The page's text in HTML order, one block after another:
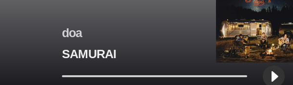
国民戦線・フランス・ファースト・国民の解体と再接着・人権と身分
会 ●第２章 アメリカの大転換 90年代末～対テロ政策へ ・アメリカとい
特殊形態・モンロー主義とアメリカの「解放」・『すばらしい新世界
「例外国家」のスタンダード化・アメリカの標準化とネット・アドレ
アメリカ・バイアス・テクノ支配と一代成金・白人の不満と被害感情
等と「差別」、「本音」を煽るトランプ・偉大な中国・征服王朝と中
doa
SAMURAI